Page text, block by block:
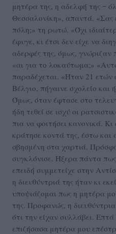
μητέρα της, η αδελφή της ‒
Θεσσαλονίκη», απαντά. «Σας
πόλη;» τη ρωτώ. «Όχι
έφυγε, κι έτσι δεν είχε να
αδερφές της, όμως, γνώριζαν
«αι για το λοκαύτωμα;»
παραδέχεται. «Ήταν 21
Βέλγιο, πήγαινε σχολείο και
Όμως, όταν έφτασε στο
ήδη τεθεί σε ισχύ οι
πια να φοιτήσει κανονικά.
κράτησε κοντά της, έστω και
σβησμένη στα χαρτιά.
συγκλόνισε. Ήξερα πάντα
επειδή συμμετείχε στην
η διευθύντριά της ήταν κι
υποψιάζομαι πως η μητέρα
της. Προφανώς, η
ότι την είχαν συλλάβει.
επιζήσασα μητέρα μου